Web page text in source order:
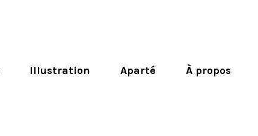
Illustration Aparté À propos